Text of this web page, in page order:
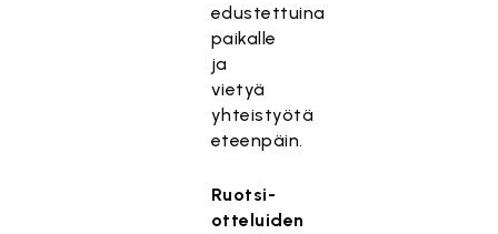
edustettuina
paikalle
ja
vietyä
yhteistyötä
eteenpäin.
Ruotsi-
otteluiden